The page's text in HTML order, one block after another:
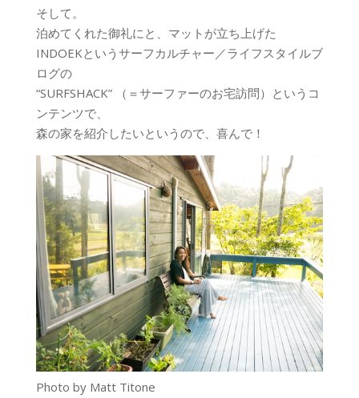
そして。
泊めてくれた御礼にと、マットが立ち上げた
INDOEKというサーフカルチャー／ライフスタイルブ
ログの
“SURFSHACK” （＝サーファーのお宅訪問）というコ
ンテンツで、
森の家を紹介したいというので、喜んで！
Photo by Matt Titone